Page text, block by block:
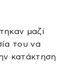
μαζί
του να
κατάκτηση